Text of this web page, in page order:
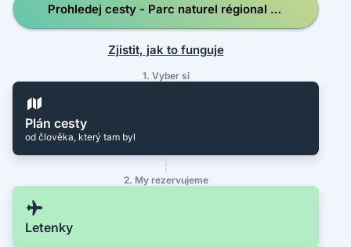
Prohledej cesty - Parc naturel régional de
Zjistit, jak to funguje
1. Vyber si
Plán cesty
od člověka, který tam byl
2. My rezervujeme
Letenky